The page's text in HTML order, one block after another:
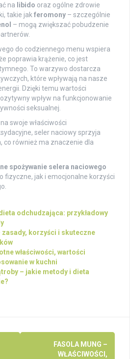
na libido oraz ogólne zdrowie
takie jak feromony – szczególnie
– mogą zwiększać pobudzenie
do codziennego menu wspiera
poprawia krążenie, co jest
To warzywo dostarcza
które wpływają na nasze
Dzięki temu wartości
wpływ na funkcjonowanie
seksualnej.
swoje właściwości
seler naciowy sprzyja
co również ma znaczenie dla
spożywanie selera naciowego
fizyczne, jak i emocjonalne korzyści
odchudzająca: przykładowy
zasady, korzyści i skuteczne
właściwości, wartości
w kuchni
– jakie metody i dieta
FASOLA MUNG –
WŁAŚCIWOŚCI,